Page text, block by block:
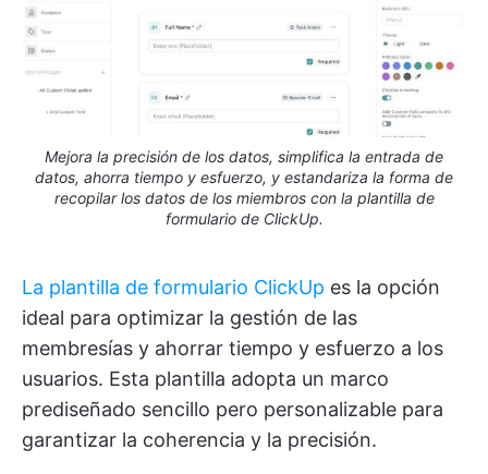
Mejora la precisión de los datos, simplifica la entrada de
datos, ahorra tiempo y esfuerzo, y estandariza la forma de
recopilar los datos de los miembros con la plantilla de
formulario de ClickUp.
La plantilla de formulario ClickUp es la opción
ideal para optimizar la gestión de las
membresías y ahorrar tiempo y esfuerzo a los
usuarios. Esta plantilla adopta un marco
prediseñado sencillo pero personalizable para
garantizar la coherencia y la precisión.